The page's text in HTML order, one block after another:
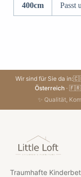
400cm Passt
Wir sind für Sie da in:
Österreich ·🇫🇷
✨ Qualität,
Traumhafte